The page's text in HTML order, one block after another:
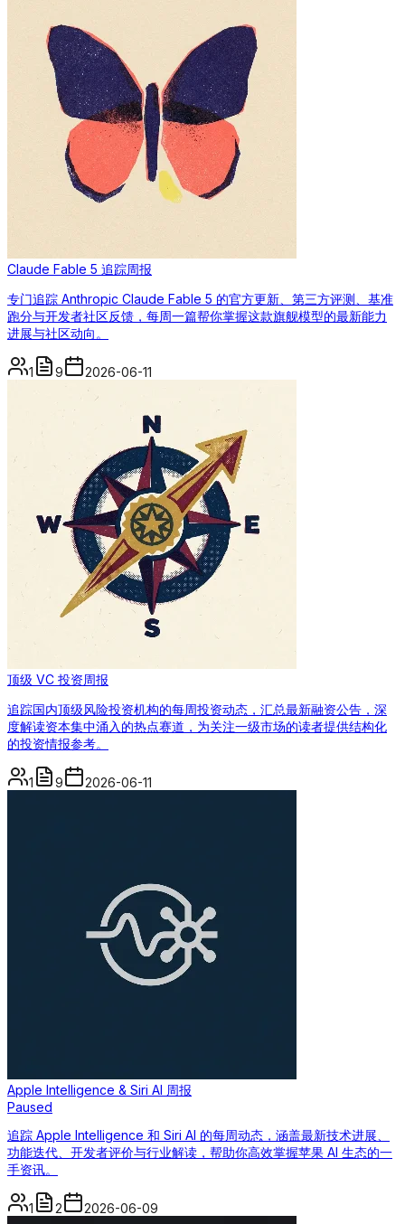
Claude Fable 5 追踪周报
专门追踪 Anthropic Claude Fable 5 的官方更新、第三方评测、基准
跑分与开发者社区反馈，每周一篇帮你掌握这款旗舰模型的最新能力
进展与社区动向。
1 9 2026-06-11
顶级 VC 投资周报
追踪国内顶级风险投资机构的每周投资动态，汇总最新融资公告，深
度解读资本集中涌入的热点赛道，为关注一级市场的读者提供结构化
的投资情报参考。
1 9 2026-06-11
Apple Intelligence & Siri AI 周报
Paused
追踪 Apple Intelligence 和 Siri AI 的每周动态，涵盖最新技术进展、
功能迭代、开发者评价与行业解读，帮助你高效掌握苹果 AI 生态的一
手资讯。
1 2 2026-06-09